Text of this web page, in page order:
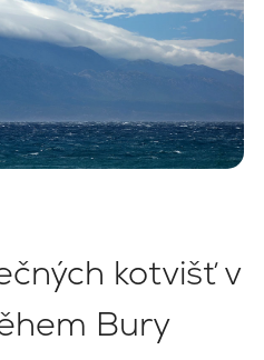
kotvišť v
Bury